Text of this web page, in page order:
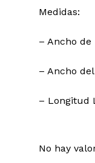
Medidas:
– Ancho
– Ancho
– Longitud
No hay